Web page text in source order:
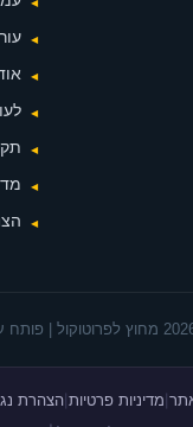
מדיניות פרטיות הצהרת